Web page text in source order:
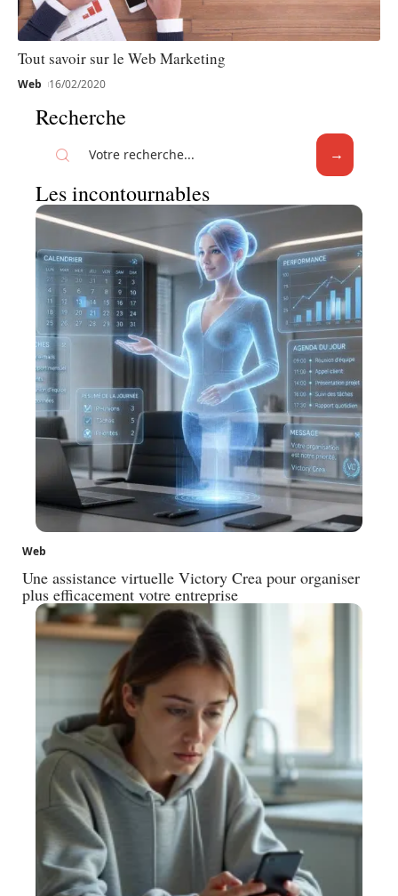
Tout savoir sur le Web Marketing
Web 16/02/2020
Recherche
Les incontournables
Web
Une assistance virtuelle Victory Crea pour organiser
plus efficacement votre entreprise